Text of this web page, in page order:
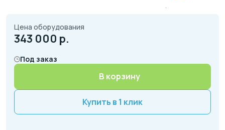
Цена оборудования
343 000 р.
Под заказ
В корзину
Купить в 1 клик